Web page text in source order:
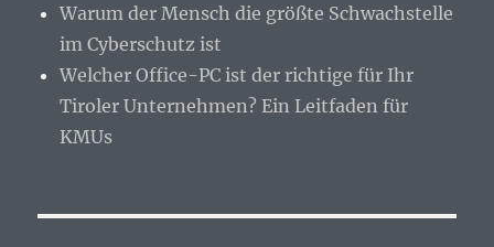
Warum der Mensch die größte Schwachstelle
im Cyberschutz ist
Welcher Office-PC ist der richtige für Ihr
Tiroler Unternehmen? Ein Leitfaden für
KMUs